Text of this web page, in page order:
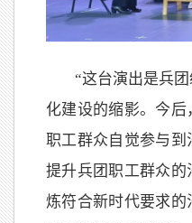
“这台演出是兵
化建设的缩影。今后
职工群众自觉参与到
提升兵团职工群众的
炼符合新时代要求的